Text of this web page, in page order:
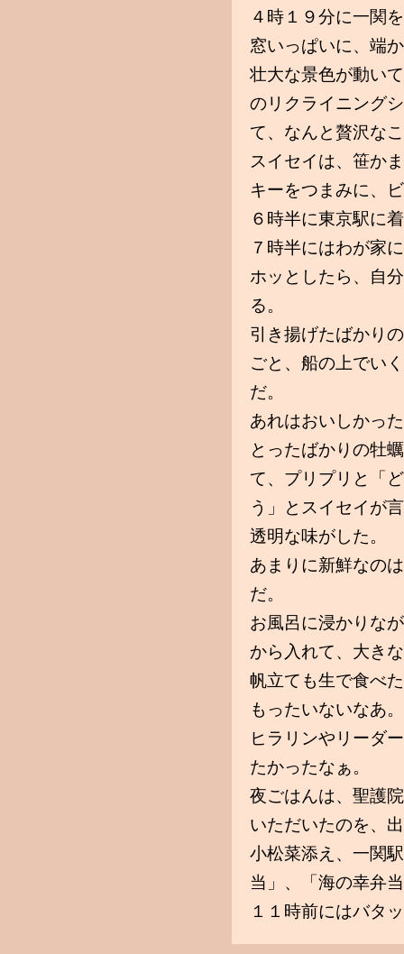
４時１９分に一関
窓いっぱいに、端
壮大な景色が動い
のリクライニング
て、なんと贅沢な
スイセイは、笹か
キーをつまみに、
６時半に東京駅に
７時半にはわが家
ホッとしたら、自
る。
引き揚げたばかり
ごと、船の上でい
だ。
あれはおいしかっ
とったばかりの牡
て、プリプリと「
う」とスイセイが
透明な味がした。
あまりに新鮮なの
だ。
お風呂に浸かりな
から入れて、大き
帆立ても生で食べ
もったいないなあ。
ヒラリンやリーダ
たかったなぁ。
夜ごはんは、聖護
いただいたのを、
小松菜添え、一関
当」、「海の幸弁
１１時前にはバタ